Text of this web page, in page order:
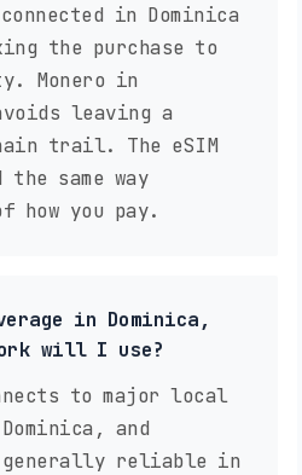
in Dominica
the purchase to
Monero in
leaving a
trail. The eSIM
same way
how you pay.
in Dominica,
will I use?
to major local
and
generally reliable in